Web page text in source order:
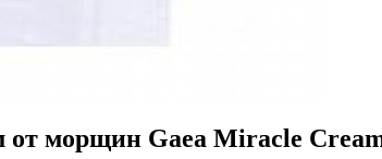
морщин Gaea Miracle